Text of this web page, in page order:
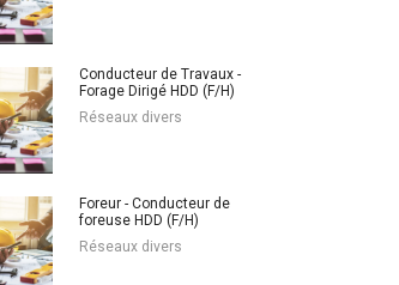
Conducteur de Travaux -
Forage Dirigé HDD (F/H)
Réseaux divers
Foreur - Conducteur de
foreuse HDD (F/H)
Réseaux divers